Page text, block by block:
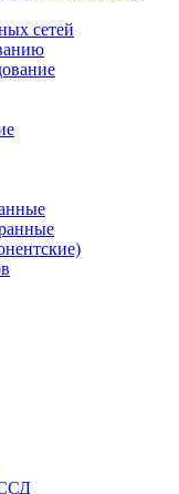
сетей